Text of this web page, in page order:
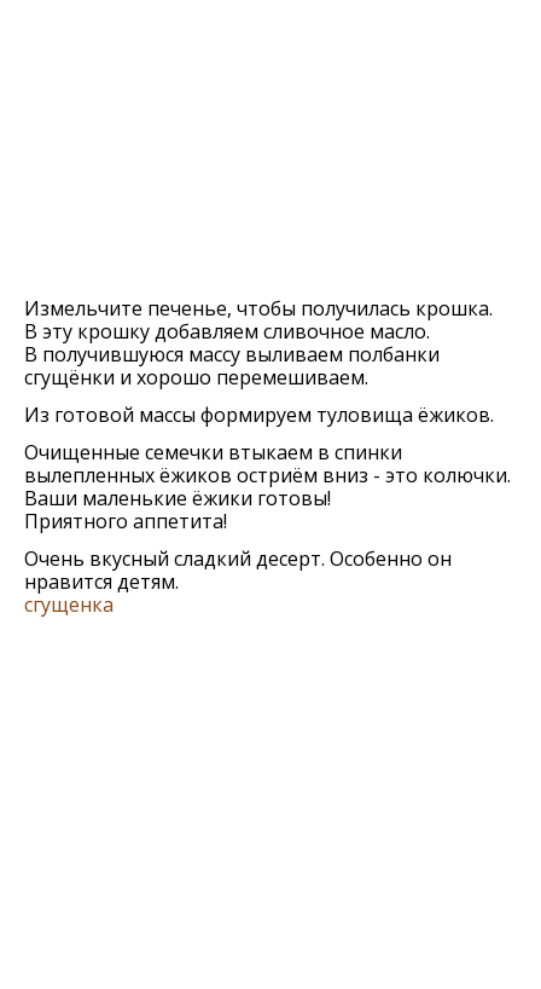
Измельчите печенье, чтобы получилась крошка.
В эту крошку добавляем сливочное масло.
В получившуюся массу выливаем полбанки
сгущёнки и хорошо перемешиваем.
Из готовой массы формируем туловища ёжиков.
Очищенные семечки втыкаем в спинки
вылепленных ёжиков остриём вниз - это колючки.
Ваши маленькие ёжики готовы!
Приятного аппетита!
Очень вкусный сладкий десерт. Особенно он
нравится детям.
сгущенка